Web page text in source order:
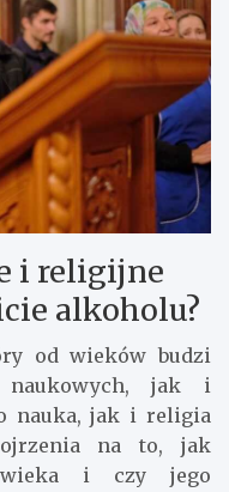
i religijne
alkoholu?
od wieków budzi
naukowych, jak i
nauka, jak i religia
na to, jak
i czy jego